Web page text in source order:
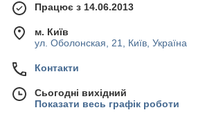
Працює з 14.06.2013
м. Київ
ул. Оболонская, 21, Київ, Україна
Контакти
Сьогодні вихідний
Показати весь графік роботи